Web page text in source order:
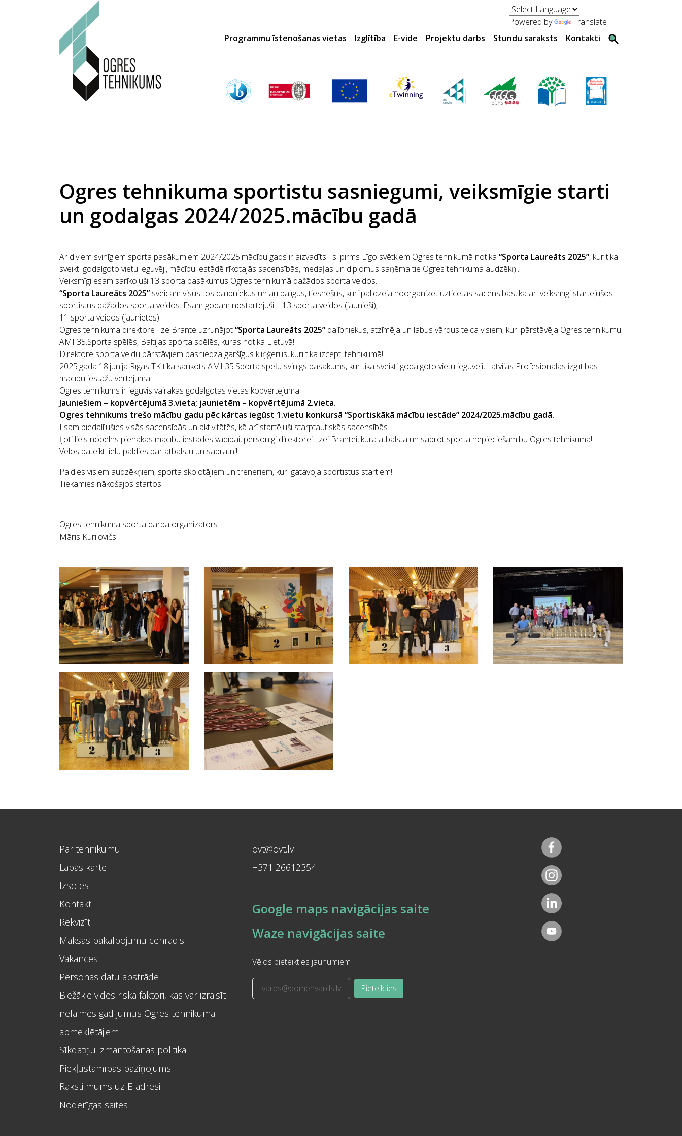
Powered by
Translate
Programmu īstenošanas vietas
Izglītība E-vide Projektu darbs Stundu saraksts Kontakti
Ogres tehnikuma sportistu sasniegumi, veiksmīgie starti
un godalgas 2024/2025.mācību gadā
Ar diviem svinīgiem sporta pasākumiem 2024/2025.mācību gads ir aizvadīts. Īsi pirms Līgo svētkiem Ogres tehnikumā notika “Sporta Laureāts 2025”, kur tika
sveikti godalgoto vietu ieguvēji, mācību iestādē rīkotajās sacensībās, medaļas un diplomus saņēma tie Ogres tehnikuma audzēkņi.
Veiksmīgi esam sarīkojuši 13 sporta pasākumus Ogres tehnikumā dažādos sporta veidos.
“Sporta Laureāts 2025” sveicām visus tos dalībniekus un arī palīgus, tiesnešus, kuri palīdzēja noorganizēt uzticētās sacensības, kā arī veiksmīgi startējušos
sportistus dažādos sporta veidos. Esam godam nostartējuši – 13 sporta veidos (jaunieši);
11 sporta veidos (jaunietes).
Ogres tehnikuma direktore Ilze Brante uzrunājot“Sporta Laureāts 2025” dalībniekus, atzīmēja un labus vārdus teica visiem, kuri pārstāvēja Ogres tehnikumu
AMI 35.Sporta spēlēs, Baltijas sporta spēlēs, kuras notika Lietuvā!
Direktore sporta veidu pārstāvjiem pasniedza garšīgus kliņģerus, kuri tika izcepti tehnikumā!
2025.gada 18.jūnijā Rīgas TK tika sarīkots AMI 35.Sporta spēļu svinīgs pasākums, kur tika sveikti godalgoto vietu ieguvēji, Latvijas Profesionālās izglītības
mācību iestāžu vērtējumā.
Ogres tehnikums ir ieguvis vairākas godalgotās vietas kopvērtējumā.
Jauniešiem – kopvērtējumā 3.vieta; jaunietēm – kopvērtējumā 2.vieta.
Ogres tehnikums trešo mācību gadu pēc kārtas iegūst 1.vietu konkursā “Sportiskākā mācību iestāde” 2024/2025.mācību gadā.
Esam piedalījušies visās sacensībās un aktivitātēs, kā arī startējuši starptautiskās sacensībās.
Ļoti liels nopelns pienākas mācību iestādes vadībai, personīgi direktorei Ilzei Brantei, kura atbalsta un saprot sporta nepieciešamību Ogres tehnikumā!
Vēlos pateikt lielu paldies par atbalstu un sapratni!
Paldies visiem audzēkņiem, sporta skolotājiem un treneriem, kuri gatavoja sportistus startiem!
Tiekamies nākošajos startos!
Ogres tehnikuma sporta darba organizators
Māris Kurilovičs
Par tehnikumu
Lapas karte
Izsoles
Kontakti
Rekvizīti
Maksas pakalpojumu cenrādis
Vakances
Personas datu apstrāde
Biežākie vides riska faktori, kas var izraisīt
nelaimes gadījumus Ogres tehnikuma
apmeklētājiem
Sīkdatņu izmantošanas politika
Piekļūstamības paziņojums
Raksti mums uz E-adresi
Noderīgas saites
ovt@ovt.lv
+371 26612354
Google maps navigācijas saite
Waze navigācijas saite
Vēlos pieteikties jaunumiem
Pieteikties